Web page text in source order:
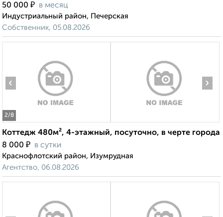
50 000 ₽ в месяц
Индустриальный район, Печерская
Собственник, 05.08.2026
2/8
‹ ›
Коттедж 480м², 4-этажный, посуточно, в черте города
8 000 ₽ в сутки
Краснофлотский район, Изумрудная
Агентство, 06.08.2026